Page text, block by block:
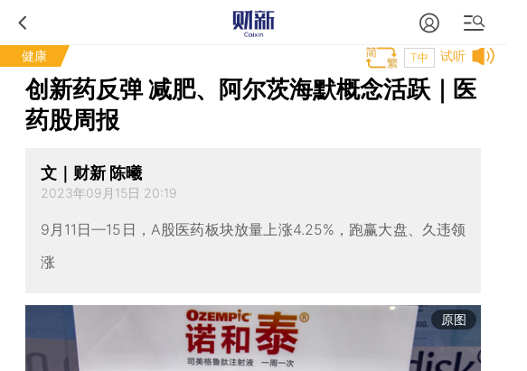
健康 试听
T中
创新药反弹 减肥、阿尔茨海默概念活跃｜医
药股周报
文｜财新 陈曦
2023年09月15日 20:19
9月11日—15日，A股医药板块放量上涨4.25%，跑赢大盘、久违领
涨
原图